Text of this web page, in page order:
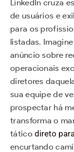
LinkedIn cruza
de usuários e
para os
listadas.
anúncio sobre
operacionais
diretores
sua equipe de
prospectar há
transforma o
táticodireto
encurtando